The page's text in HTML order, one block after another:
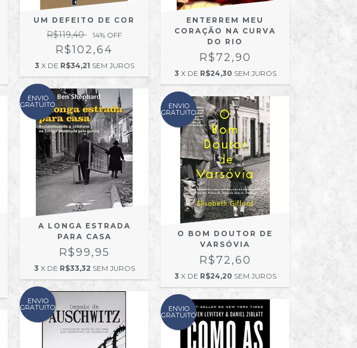
UM DEFEITO DE COR
R$119,40 14% OFF
R$102,64
3 X DE R$34,21 SEM JUROS
ENTERREM MEU
CORAÇÃO NA CURVA
DO RIO
R$72,90
3 X DE R$24,30 SEM JUROS
ENVIO
GRATUITO
A LONGA ESTRADA
PARA CASA
R$99,95
3 X DE R$33,32 SEM JUROS
ENVIO
GRATUITO
O BOM DOUTOR DE
VARSÓVIA
R$72,60
3 X DE R$24,20 SEM JUROS
ENVIO
GRATUITO ENVIO
GRATUITO